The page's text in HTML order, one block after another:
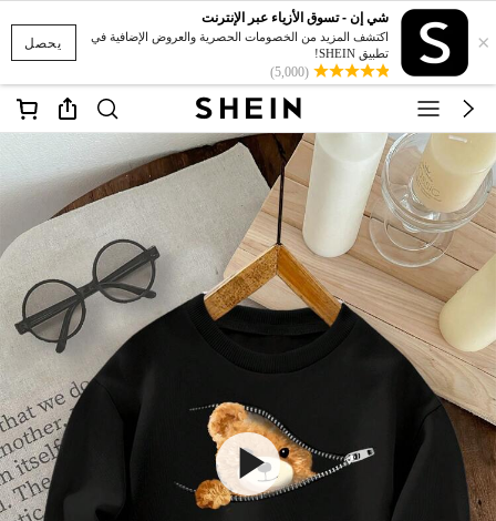
يحصل ×
شي إن - تسوق الأزياء عبر الإنترنت
اكتشف المزيد من الخصومات الحصرية والعروض الإضافية في
تطبيق SHEIN!
(5,000)